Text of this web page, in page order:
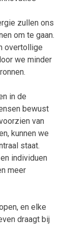
zullen ons
om te gaan.
overtollige
we minder
in de
bewust
van
kunnen we
staat.
individuen
meer
en elke
draagt bij